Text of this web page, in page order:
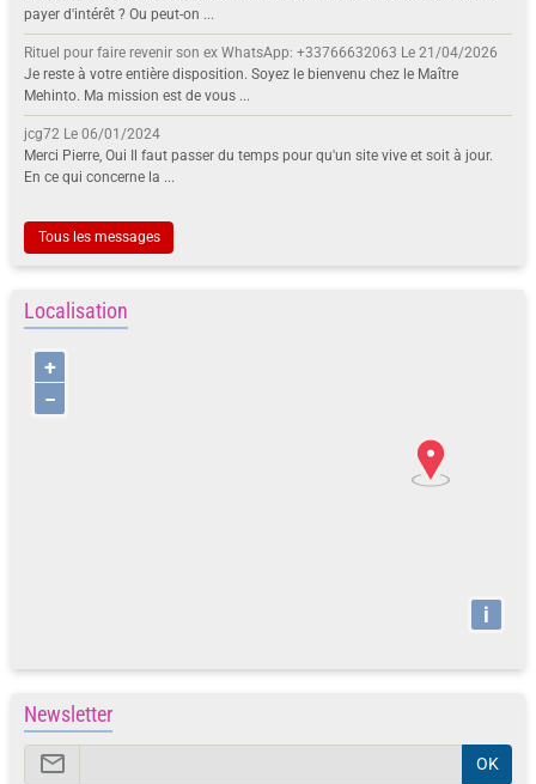
payer d'intérêt ? Ou peut-on ...
Rituel pour faire revenir son ex WhatsApp: +33766632063 Le 21/04/2026
Je reste à votre entière disposition. Soyez le bienvenu chez le Maître
Mehinto. Ma mission est de vous ...
jcg72 Le 06/01/2024
Merci Pierre, Oui Il faut passer du temps pour qu'un site vive et soit à jour.
En ce qui concerne la ...
Tous les messages
Localisation
+
−
i
Newsletter
OK